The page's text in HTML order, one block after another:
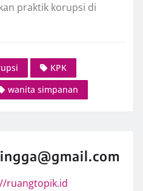
praktik korupsi di
KPK
wanita simpanan
ruangtopik.id